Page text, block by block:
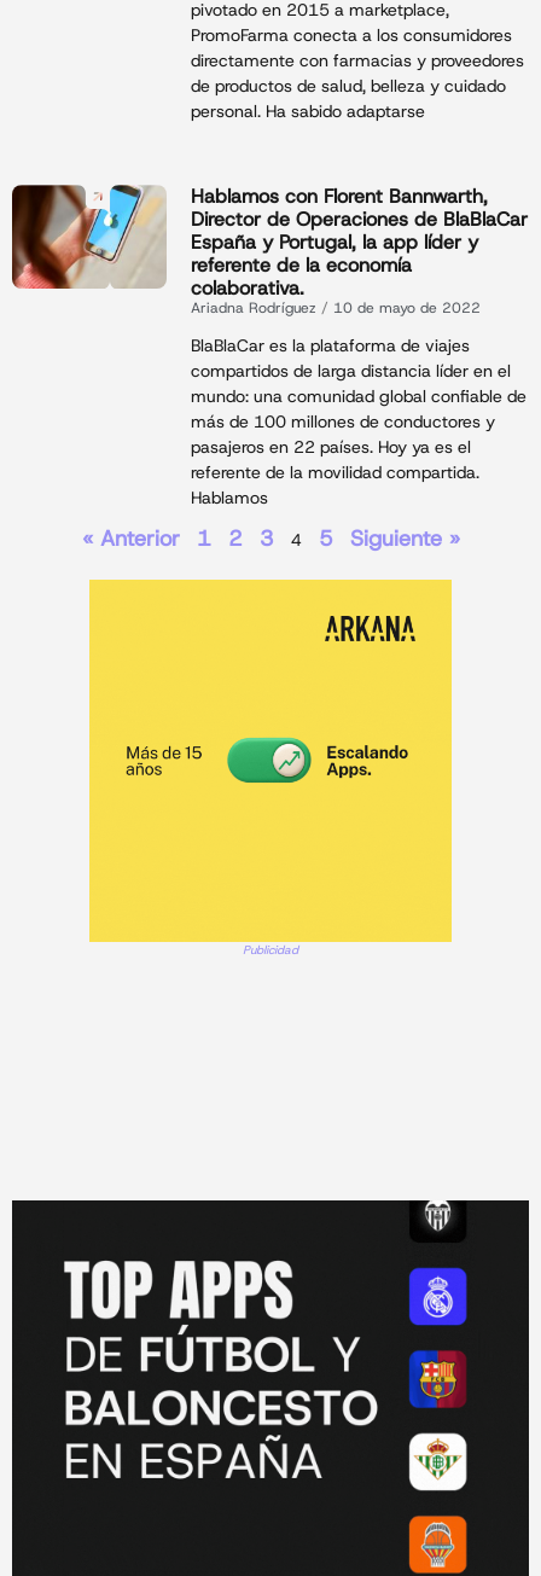
pivotado en 2015 a marketplace,
PromoFarma conecta a los consumidores
directamente con farmacias y proveedores
de productos de salud, belleza y cuidado
personal. Ha sabido adaptarse
Hablamos con Florent Bannwarth,
Director de Operaciones de BlaBlaCar
España y Portugal, la app líder y
referente de la economía
colaborativa.
Ariadna Rodríguez 10 de mayo de 2022
BlaBlaCar es la plataforma de viajes
compartidos de larga distancia líder en el
mundo: una comunidad global confiable de
más de 100 millones de conductores y
pasajeros en 22 países. Hoy ya es el
referente de la movilidad compartida.
Hablamos
« Anterior 1 2 3 4 5 Siguiente »
Publicidad